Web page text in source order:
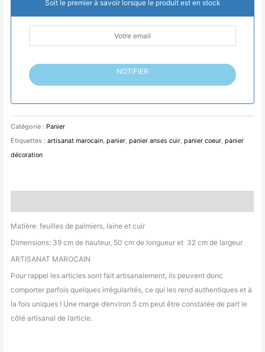
Soit le premier à savoir lorsque le produit est en stock
NOTIFIER
Catégorie : Panier
Étiquettes :artisanat marocain ,panier ,panier anses cuir ,panier coeur ,panier
décoration
Matière: feuilles de palmiers, laine et cuir
Dimensions: 39 cm de hauteur, 50 cm de longueur et 32 cm de largeur
ARTISANAT MAROCAIN
Pour rappel les articles sont fait artisanalement, ils peuvent donc
comporter parfois quelques irrégularités, ce qui les rend authentiques et à
la fois uniques ! Une marge d’environ 5 cm peut être constatée de part le
côté artisanal de l’article.